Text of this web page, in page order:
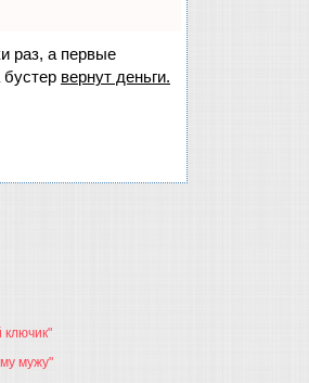
раз, а первые
бустер вернут деньги.
ключик"
мужу"